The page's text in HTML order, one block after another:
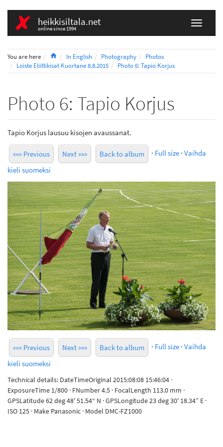
heikkisiltala.net
online since 1994
You are here HomeIn English Photography
Photos
Loiste Eliittikisat Kuortane 8.8.2015
Photo 6: Tapio Korjus
Photo 6: Tapio Korjus
Tapio Korjus lausuu kisojen avaussanat.
««« Previous Next »»» Back to album · Full size · Vaihda
kieli suomeksi
««« Previous Next »»» Back to album · Full size · Vaihda
kieli suomeksi
Technical details: DateTimeOriginal 2015:08:08 15:46:04 ·
ExposureTime 1/800 · FNumber 4.5 · FocalLength 113.0 mm ·
GPSLatitude 62 deg 48' 51.54“ N · GPSLongitude 23 deg 30' 18.34” E ·
ISO 125 · Make Panasonic · Model DMC-FZ1000